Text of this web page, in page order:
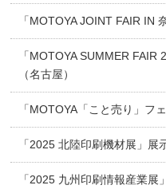
「MOTOYA JOINT FAIR IN
「MOTOYA SUMMER
（名古屋）
「MOTOYA「こと売り」フ
「2025 北陸印刷機材展」
「2025 九州印刷情報産業